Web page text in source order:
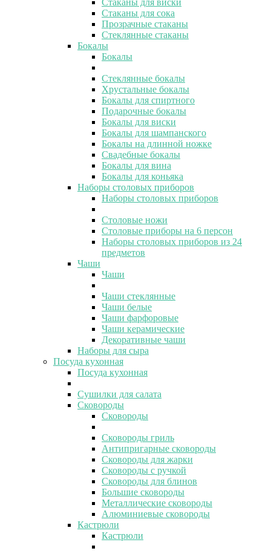
Стаканы для сока
Прозрачные стаканы
Стеклянные стаканы
Бокалы
Бокалы
Стеклянные бокалы
Хрустальные бокалы
Бокалы для спиртного
Подарочные бокалы
Бокалы для виски
Бокалы для шампанского
Бокалы на длинной ножке
Свадебные бокалы
Бокалы для вина
Бокалы для коньяка
Наборы столовых приборов
Наборы столовых приборов
Столовые ножи
Столовые приборы на 6 персон
Наборы столовых приборов из 24
предметов
Чаши
Чаши
Чаши стеклянные
Чаши белые
Чаши фарфоровые
Чаши керамические
Декоративные чаши
Наборы для сыра
Посуда кухонная
Посуда кухонная
Сушилки для салата
Сковороды
Сковороды
Сковороды гриль
Антипригарные сковороды
Сковороды для жарки
Сковороды с ручкой
Сковороды для блинов
Большие сковороды
Металлические сковороды
Алюминиевые сковороды
Кастрюли
Кастрюли